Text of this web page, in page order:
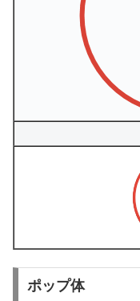
ポップ体